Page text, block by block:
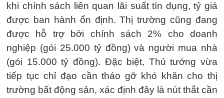
khi chính sách liên quan lãi suất tín dụng, tỷ giá
được ban hành ổn định. Thị trường cũng đang
được hỗ trợ bởi chính sách 2% cho doanh
nghiệp (gói 25.000 tỷ đồng) và người mua nhà
(gói 15.000 tỷ đồng). Đặc biệt, Thủ tướng vừa
tiếp tục chỉ đạo cần tháo gỡ khó khăn cho thị
trường bất động sản, xác định đây là nút thắt cần